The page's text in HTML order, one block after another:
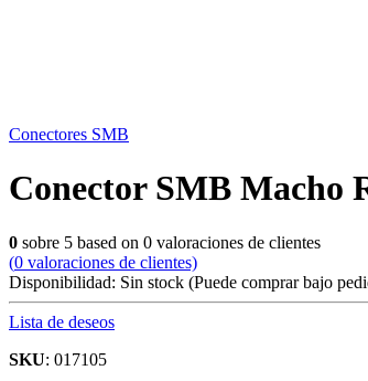
Conectores SMB
Conector SMB Macho
0 sobre 5 based on 0 valoraciones de clientes
(0 valoraciones de clientes)
Disponibilidad: Sin stock (Puede comprar bajo
Lista de deseos
SKU: 017105